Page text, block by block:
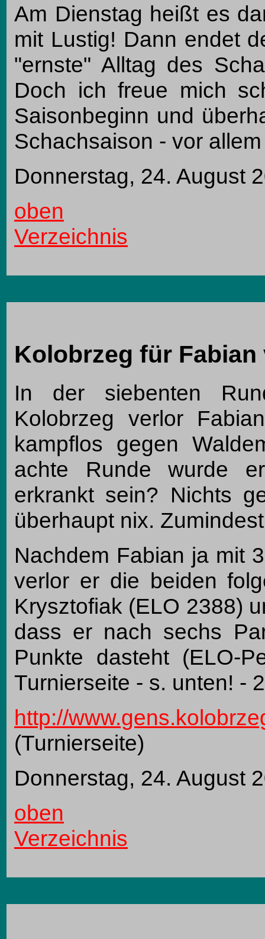
Am Dienstag heißt es
mit Lustig! Dann endet
"ernste" Alltag des
Doch ich freue mich
Saisonbeginn und
Schachsaison - vor
Donnerstag, 24. August
oben
Verzeichnis
Kolobrzeg für
In der siebenten
Kolobrzeg verlor
kampflos gegen
achte Runde wurde
erkrankt sein? Nichts
überhaupt nix.
Nachdem Fabian ja mit
verlor er die beiden
Krysztofiak (ELO 2388)
dass er nach sechs
Punkte dasteht (ELO-
Turnierseite - s. unten! -
http://
(Turnierseite)
Donnerstag, 24. August
oben
Verzeichnis